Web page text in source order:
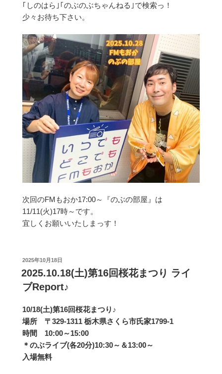
｢しのはら｣｢のぶのぶちゃんねる｣で検索っ！
少々お待ち下さい。
次回のFMもおか17:00～『のぶの部屋』は
11/11(火)17時～です。
宜しくお願いいたしまっす！
投
稿
日:
2025年10月18日
2025.10.18(土)第16回桜花まつり ライ
ブReport♪
10/18(土)第16回桜花まつり♪
場所 〒329-1311 栃木県さくら市氏家1799-1
時間 10:00～15:00
＊のぶライブ(各20分)10:30～＆13:00～
入場無料